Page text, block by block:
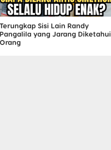
Terungkap Sisi Lain Randy
Pangalila yang Jarang Diketahui
Orang